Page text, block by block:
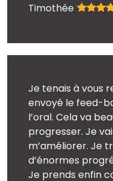
Timothée
Je tenais à vous
envoyé le feed-
l’oral. Cela va
progresser. Je
m’améliorer. Je
d’énormes
Je prends enfin